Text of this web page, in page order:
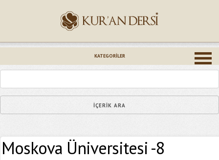
KATEGORILER
Moskova Üniversitesi -8
Epostanız (*)
Yaşadığınız Hatanın Ayrıntıları